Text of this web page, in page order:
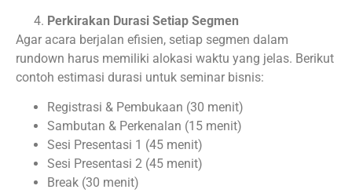
Perkirakan Durasi Setiap Segmen
Agar acara berjalan efisien, setiap segmen dalam
rundown harus memiliki alokasi waktu yang jelas. Berikut
contoh estimasi durasi untuk seminar bisnis:
Registrasi & Pembukaan (30 menit)
Sambutan & Perkenalan (15 menit)
Sesi Presentasi 1 (45 menit)
Sesi Presentasi 2 (45 menit)
Break (30 menit)